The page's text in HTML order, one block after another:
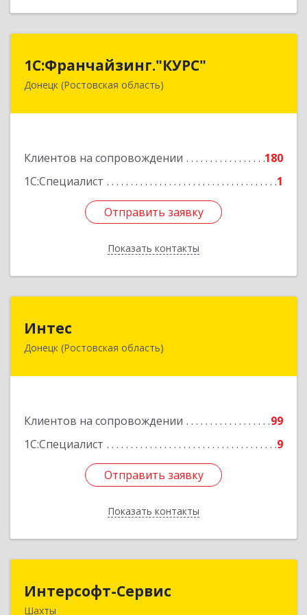
1С:Франчайзинг."КУРС"
Донецк (Ростовская область)
Клиентов на сопровождении
180
1С:Специалист
1
Отправить заявку
Показать контакты
1С:Франчайзинг."КУРС"
346330, Ростовская обл, Донецк г, Благодатный
Отправить заявку
Назад
Интес
Донецк (Ростовская область)
Клиентов на сопровождении
99
1С:Специалист
9
Отправить заявку
Показать контакты
346330, Ростовская обл, Донецк г, 60-й кв-л,
Отправить заявку
Назад
Интерсофт-Сервис
Шахты